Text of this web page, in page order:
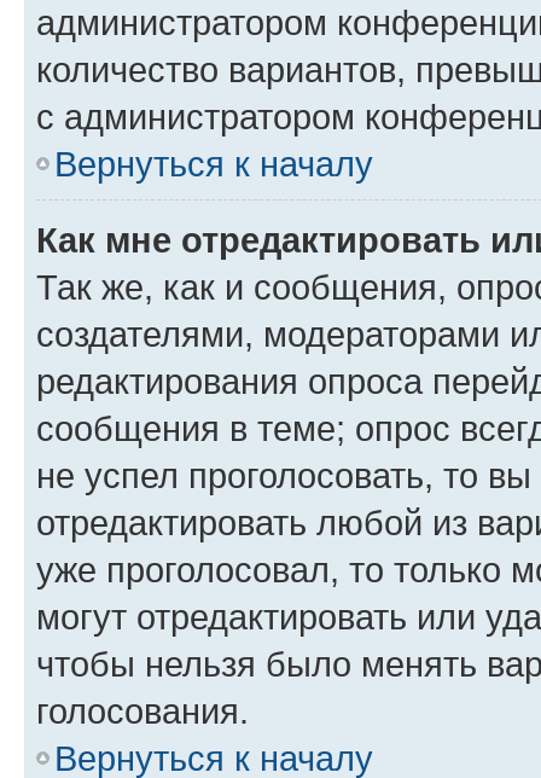
администратором
количество вариантов,
с администратором
Вернуться к началу
Как мне отредактировать
Так же, как и сообщения,
создателями, модераторами
редактирования опроса
сообщения в теме; опрос
не успел проголосовать, то
отредактировать любой из
уже проголосовал, то только
могут отредактировать или
чтобы нельзя было менять
голосования.
Вернуться к началу